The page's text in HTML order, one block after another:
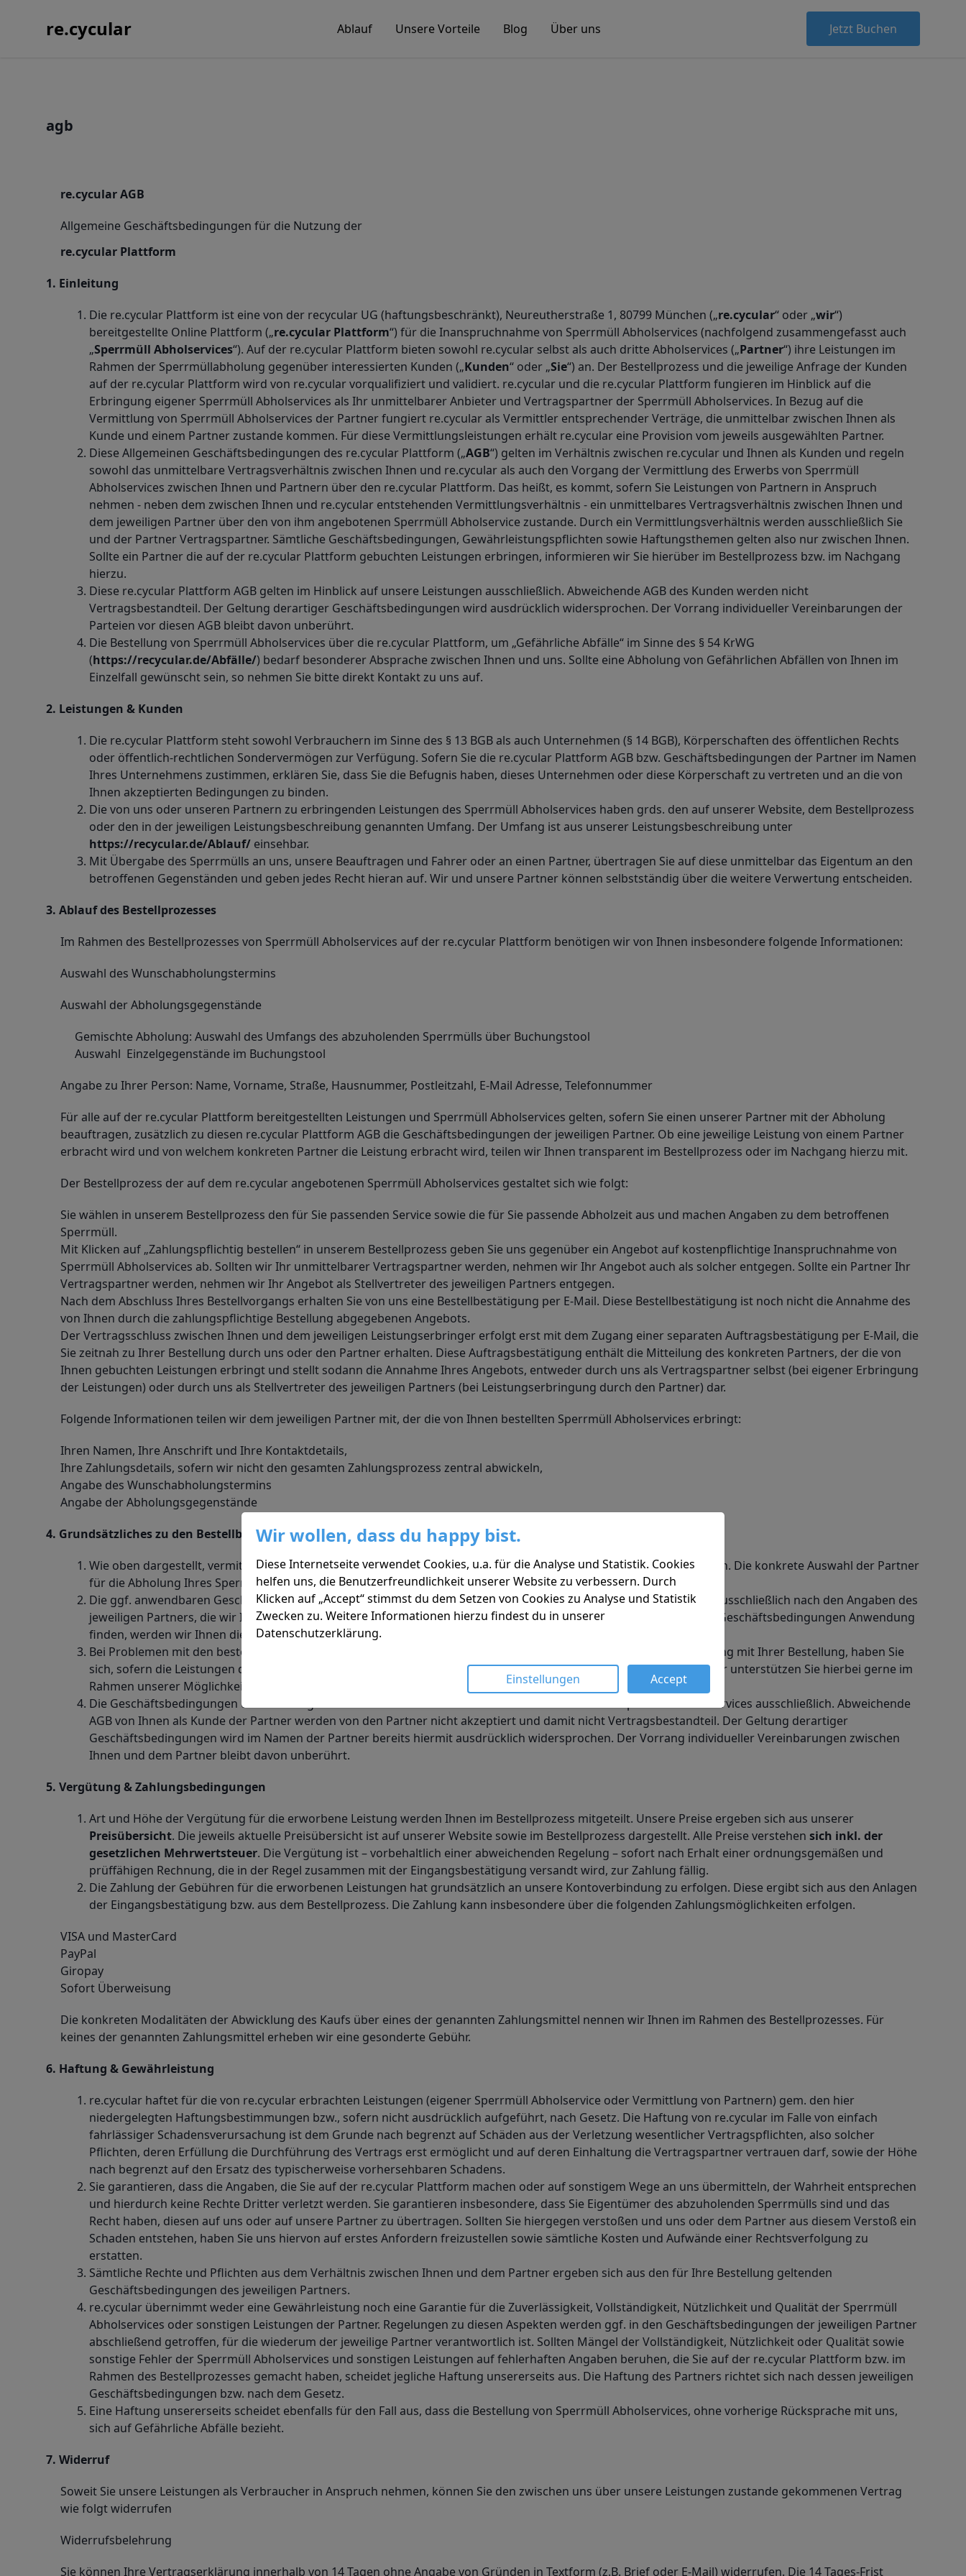
Wir wollen, dass du happy bist.
Diese Internetseite verwendet Cookies, u.a. für die Analyse und Statistik. Cookies
helfen uns, die Benutzerfreundlichkeit unserer Website zu verbessern. Durch
Klicken auf „Accept“ stimmst du dem Setzen von Cookies zu Analyse und Statistik
Zwecken zu. Weitere Informationen hierzu findest du in unserer
Datenschutzerklärung.
Einstellungen Accept
re.cycular Ablauf Unsere Vorteile Blog Über uns Jetzt Buchen
agb
re.cycular AGB
Allgemeine Geschäftsbedingungen für die Nutzung der
re.cycular Plattform
1. Einleitung
Die re.cycular Plattform ist eine von der recycular UG (haftungsbeschränkt), Neureutherstraße 1, 80799 München („re.cycular“ oder „wir“)
bereitgestellte Online Plattform („re.cycular Plattform“) für die Inanspruchnahme von Sperrmüll Abholservices (nachfolgend zusammengefasst auch
„Sperrmüll Abholservices“). Auf der re.cycular Plattform bieten sowohl re.cycular selbst als auch dritte Abholservices („Partner“) ihre Leistungen im
Rahmen der Sperrmüllabholung gegenüber interessierten Kunden („Kunden“ oder „Sie“) an. Der Bestellprozess und die jeweilige Anfrage der Kunden
auf der re.cycular Plattform wird von re.cycular vorqualifiziert und validiert. re.cycular und die re.cycular Plattform fungieren im Hinblick auf die
Erbringung eigener Sperrmüll Abholservices als Ihr unmittelbarer Anbieter und Vertragspartner der Sperrmüll Abholservices. In Bezug auf die
Vermittlung von Sperrmüll Abholservices der Partner fungiert re.cycular als Vermittler entsprechender Verträge, die unmittelbar zwischen Ihnen als
Kunde und einem Partner zustande kommen. Für diese Vermittlungsleistungen erhält re.cycular eine Provision vom jeweils ausgewählten Partner.
Diese Allgemeinen Geschäftsbedingungen des re.cycular Plattform („AGB“) gelten im Verhältnis zwischen re.cycular und Ihnen als Kunden und regeln
sowohl das unmittelbare Vertragsverhältnis zwischen Ihnen und re.cycular als auch den Vorgang der Vermittlung des Erwerbs von Sperrmüll
Abholservices zwischen Ihnen und Partnern über den re.cycular Plattform. Das heißt, es kommt, sofern Sie Leistungen von Partnern in Anspruch
nehmen - neben dem zwischen Ihnen und re.cycular entstehenden Vermittlungsverhältnis - ein unmittelbares Vertragsverhältnis zwischen Ihnen und
dem jeweiligen Partner über den von ihm angebotenen Sperrmüll Abholservice zustande. Durch ein Vermittlungsverhältnis werden ausschließlich Sie
und der Partner Vertragspartner. Sämtliche Geschäftsbedingungen, Gewährleistungspflichten sowie Haftungsthemen gelten also nur zwischen Ihnen.
Sollte ein Partner die auf der re.cycular Plattform gebuchten Leistungen erbringen, informieren wir Sie hierüber im Bestellprozess bzw. im Nachgang
hierzu.
Diese re.cycular Plattform AGB gelten im Hinblick auf unsere Leistungen ausschließlich. Abweichende AGB des Kunden werden nicht
Vertragsbestandteil. Der Geltung derartiger Geschäftsbedingungen wird ausdrücklich widersprochen. Der Vorrang individueller Vereinbarungen der
Parteien vor diesen AGB bleibt davon unberührt.
Die Bestellung von Sperrmüll Abholservices über die re.cycular Plattform, um „Gefährliche Abfälle“ im Sinne des § 54 KrWG
(https://recycular.de/Abfälle/) bedarf besonderer Absprache zwischen Ihnen und uns. Sollte eine Abholung von Gefährlichen Abfällen von Ihnen im
Einzelfall gewünscht sein, so nehmen Sie bitte direkt Kontakt zu uns auf.
2. Leistungen & Kunden
Die re.cycular Plattform steht sowohl Verbrauchern im Sinne des § 13 BGB als auch Unternehmen (§ 14 BGB), Körperschaften des öffentlichen Rechts
oder öffentlich-rechtlichen Sondervermögen zur Verfügung. Sofern Sie die re.cycular Plattform AGB bzw. Geschäftsbedingungen der Partner im Namen
Ihres Unternehmens zustimmen, erklären Sie, dass Sie die Befugnis haben, dieses Unternehmen oder diese Körperschaft zu vertreten und an die von
Ihnen akzeptierten Bedingungen zu binden.
Die von uns oder unseren Partnern zu erbringenden Leistungen des Sperrmüll Abholservices haben grds. den auf unserer Website, dem Bestellprozess
oder den in der jeweiligen Leistungsbeschreibung genannten Umfang. Der Umfang ist aus unserer Leistungsbeschreibung unter
https://recycular.de/Ablauf/ einsehbar.
Mit Übergabe des Sperrmülls an uns, unsere Beauftragen und Fahrer oder an einen Partner, übertragen Sie auf diese unmittelbar das Eigentum an den
betroffenen Gegenständen und geben jedes Recht hieran auf. Wir und unsere Partner können selbstständig über die weitere Verwertung entscheiden.
3. Ablauf des Bestellprozesses
Im Rahmen des Bestellprozesses von Sperrmüll Abholservices auf der re.cycular Plattform benötigen wir von Ihnen insbesondere folgende Informationen:
Auswahl des Wunschabholungstermins
Auswahl der Abholungsgegenstände
Gemischte Abholung: Auswahl des Umfangs des abzuholenden Sperrmülls über Buchungstool
Auswahl Einzelgegenstände im Buchungstool
Angabe zu Ihrer Person: Name, Vorname, Straße, Hausnummer, Postleitzahl, E-Mail Adresse, Telefonnummer
Für alle auf der re.cycular Plattform bereitgestellten Leistungen und Sperrmüll Abholservices gelten, sofern Sie einen unserer Partner mit der Abholung
beauftragen, zusätzlich zu diesen re.cycular Plattform AGB die Geschäftsbedingungen der jeweiligen Partner. Ob eine jeweilige Leistung von einem Partner
erbracht wird und von welchem konkreten Partner die Leistung erbracht wird, teilen wir Ihnen transparent im Bestellprozess oder im Nachgang hierzu mit.
Der Bestellprozess der auf dem re.cycular angebotenen Sperrmüll Abholservices gestaltet sich wie folgt:
Sie wählen in unserem Bestellprozess den für Sie passenden Service sowie die für Sie passende Abholzeit aus und machen Angaben zu dem betroffenen
Sperrmüll.
Mit Klicken auf „Zahlungspflichtig bestellen“ in unserem Bestellprozess geben Sie uns gegenüber ein Angebot auf kostenpflichtige Inanspruchnahme von
Sperrmüll Abholservices ab. Sollten wir Ihr unmittelbarer Vertragspartner werden, nehmen wir Ihr Angebot auch als solcher entgegen. Sollte ein Partner Ihr
Vertragspartner werden, nehmen wir Ihr Angebot als Stellvertreter des jeweiligen Partners entgegen.
Nach dem Abschluss Ihres Bestellvorgangs erhalten Sie von uns eine Bestellbestätigung per E-Mail. Diese Bestellbestätigung ist noch nicht die Annahme des
von Ihnen durch die zahlungspflichtige Bestellung abgegebenen Angebots.
Der Vertragsschluss zwischen Ihnen und dem jeweiligen Leistungserbringer erfolgt erst mit dem Zugang einer separaten Auftragsbestätigung per E-Mail, die
Sie zeitnah zu Ihrer Bestellung durch uns oder den Partner erhalten. Diese Auftragsbestätigung enthält die Mitteilung des konkreten Partners, der die von
Ihnen gebuchten Leistungen erbringt und stellt sodann die Annahme Ihres Angebots, entweder durch uns als Vertragspartner selbst (bei eigener Erbringung
der Leistungen) oder durch uns als Stellvertreter des jeweiligen Partners (bei Leistungserbringung durch den Partner) dar.
Folgende Informationen teilen wir dem jeweiligen Partner mit, der die von Ihnen bestellten Sperrmüll Abholservices erbringt:
Ihren Namen, Ihre Anschrift und Ihre Kontaktdetails,
Ihre Zahlungsdetails, sofern wir nicht den gesamten Zahlungsprozess zentral abwickeln,
Angabe des Wunschabholungstermins
Angabe der Abholungsgegenstände
4. Grundsätzliches zu den Bestellbedingungen der Partner
Wie oben dargestellt, vermitteln wir auf der re.cycular Plattform eigene und Sperrmüll Abholservices von Partnern an. Die konkrete Auswahl der Partner
für die Abholung Ihres Sperrmülls, erfolgt durch uns.
Die ggf. anwendbaren Geschäftsbedingungen, die zwischen Ihnen und dem jeweiligen Partner gelten, richten sich ausschließlich nach den Angaben des
jeweiligen Partners, die wir Ihnen im Rahmen des Bestellprozesses bzw. unmittelbar danach mitteilen. Sofern diese Geschäftsbedingungen Anwendung
finden, werden wir Ihnen diese im Rahmen der Bestellung oder im Nachgang hierzu zur Verfügung stellen.
Bei Problemen mit den bestellten Sperrmüll Abholservices, der Abholung oder sonstiger Probleme im Zusammenhang mit Ihrer Bestellung, haben Sie
sich, sofern die Leistungen durch einen Partner durchgeführt werden, an den entsprechenden Partner zu halten. Wir unterstützen Sie hierbei gerne im
Rahmen unserer Möglichkeiten.
Die Geschäftsbedingungen der Partner gelten im Hinblick auf die von Ihnen bei diesen bestellten Sperrmüll Abholservices ausschließlich. Abweichende
AGB von Ihnen als Kunde der Partner werden von den Partner nicht akzeptiert und damit nicht Vertragsbestandteil. Der Geltung derartiger
Geschäftsbedingungen wird im Namen der Partner bereits hiermit ausdrücklich widersprochen. Der Vorrang individueller Vereinbarungen zwischen
Ihnen und dem Partner bleibt davon unberührt.
5. Vergütung & Zahlungsbedingungen
Art und Höhe der Vergütung für die erworbene Leistung werden Ihnen im Bestellprozess mitgeteilt. Unsere Preise ergeben sich aus unserer
Preisübersicht. Die jeweils aktuelle Preisübersicht ist auf unserer Website sowie im Bestellprozess dargestellt. Alle Preise verstehen sich inkl. der
gesetzlichen Mehrwertsteuer. Die Vergütung ist – vorbehaltlich einer abweichenden Regelung – sofort nach Erhalt einer ordnungsgemäßen und
prüffähigen Rechnung, die in der Regel zusammen mit der Eingangsbestätigung versandt wird, zur Zahlung fällig.
Die Zahlung der Gebühren für die erworbenen Leistungen hat grundsätzlich an unsere Kontoverbindung zu erfolgen. Diese ergibt sich aus den Anlagen
der Eingangsbestätigung bzw. aus dem Bestellprozess. Die Zahlung kann insbesondere über die folgenden Zahlungsmöglichkeiten erfolgen.
VISA und MasterCard
PayPal
Giropay
Sofort Überweisung
Die konkreten Modalitäten der Abwicklung des Kaufs über eines der genannten Zahlungsmittel nennen wir Ihnen im Rahmen des Bestellprozesses. Für
keines der genannten Zahlungsmittel erheben wir eine gesonderte Gebühr.
6. Haftung & Gewährleistung
re.cycular haftet für die von re.cycular erbrachten Leistungen (eigener Sperrmüll Abholservice oder Vermittlung von Partnern) gem. den hier
niedergelegten Haftungsbestimmungen bzw., sofern nicht ausdrücklich aufgeführt, nach Gesetz. Die Haftung von re.cycular im Falle von einfach
fahrlässiger Schadensverursachung ist dem Grunde nach begrenzt auf Schäden aus der Verletzung wesentlicher Vertragspflichten, also solcher
Pflichten, deren Erfüllung die Durchführung des Vertrags erst ermöglicht und auf deren Einhaltung die Vertragspartner vertrauen darf, sowie der Höhe
nach begrenzt auf den Ersatz des typischerweise vorhersehbaren Schadens.
Sie garantieren, dass die Angaben, die Sie auf der re.cycular Plattform machen oder auf sonstigem Wege an uns übermitteln, der Wahrheit entsprechen
und hierdurch keine Rechte Dritter verletzt werden. Sie garantieren insbesondere, dass Sie Eigentümer des abzuholenden Sperrmülls sind und das
Recht haben, diesen auf uns oder auf unsere Partner zu übertragen. Sollten Sie hiergegen verstoßen und uns oder dem Partner aus diesem Verstoß ein
Schaden entstehen, haben Sie uns hiervon auf erstes Anfordern freizustellen sowie sämtliche Kosten und Aufwände einer Rechtsverfolgung zu
erstatten.
Sämtliche Rechte und Pflichten aus dem Verhältnis zwischen Ihnen und dem Partner ergeben sich aus den für Ihre Bestellung geltenden
Geschäftsbedingungen des jeweiligen Partners.
re.cycular übernimmt weder eine Gewährleistung noch eine Garantie für die Zuverlässigkeit, Vollständigkeit, Nützlichkeit und Qualität der Sperrmüll
Abholservices oder sonstigen Leistungen der Partner. Regelungen zu diesen Aspekten werden ggf. in den Geschäftsbedingungen der jeweiligen Partner
abschließend getroffen, für die wiederum der jeweilige Partner verantwortlich ist. Sollten Mängel der Vollständigkeit, Nützlichkeit oder Qualität sowie
sonstige Fehler der Sperrmüll Abholservices und sonstigen Leistungen auf fehlerhaften Angaben beruhen, die Sie auf der re.cycular Plattform bzw. im
Rahmen des Bestellprozesses gemacht haben, scheidet jegliche Haftung unsererseits aus. Die Haftung des Partners richtet sich nach dessen jeweiligen
Geschäftsbedingungen bzw. nach dem Gesetz.
Eine Haftung unsererseits scheidet ebenfalls für den Fall aus, dass die Bestellung von Sperrmüll Abholservices, ohne vorherige Rücksprache mit uns,
sich auf Gefährliche Abfälle bezieht.
7. Widerruf
Soweit Sie unsere Leistungen als Verbraucher in Anspruch nehmen, können Sie den zwischen uns über unsere Leistungen zustande gekommenen Vertrag
wie folgt widerrufen
Widerrufsbelehrung
Sie können Ihre Vertragserklärung innerhalb von 14 Tagen ohne Angabe von Gründen in Textform (z.B. Brief oder E-Mail) widerrufen. Die 14 Tages-Frist